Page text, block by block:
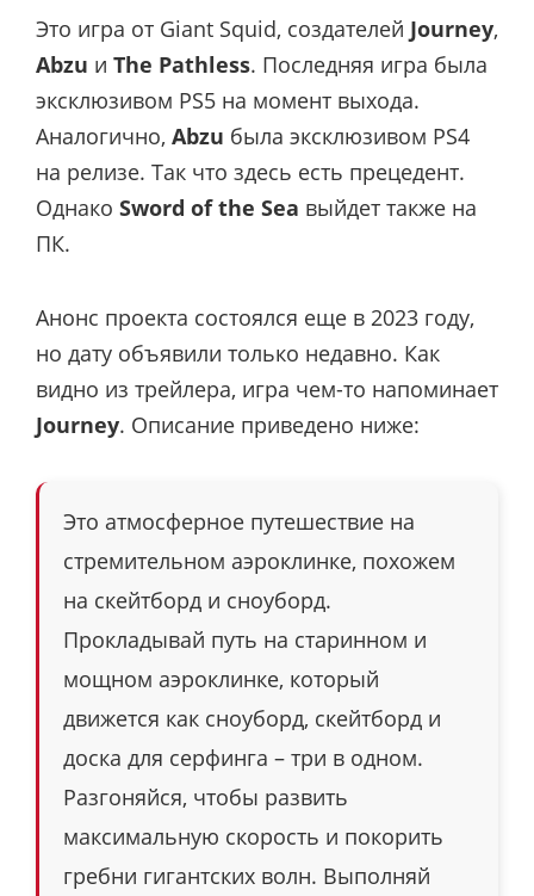
Это игра от Giant Squid, создателей Journey,
Abzu и The Pathless. Последняя игра была
эксклюзивом PS5 на момент выхода.
Аналогично, Abzu была эксклюзивом PS4
на релизе. Так что здесь есть прецедент.
Однако Sword of the Sea выйдет также на
ПК.
Анонс проекта состоялся еще в 2023 году,
но дату объявили только недавно. Как
видно из трейлера, игра чем-то напоминает
Journey. Описание приведено ниже:
Это атмосферное путешествие на
стремительном аэроклинке, похожем
на скейтборд и сноуборд.
Прокладывай путь на старинном и
мощном аэроклинке, который
движется как сноуборд, скейтборд и
доска для серфинга – три в одном.
Разгоняйся, чтобы развить
максимальную скорость и покорить
гребни гигантских волн. Выполняй